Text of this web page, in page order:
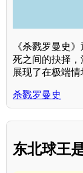
《杀戮罗曼史
死之间的抉择，
展现了在极端情
杀戮罗曼史
东北球王